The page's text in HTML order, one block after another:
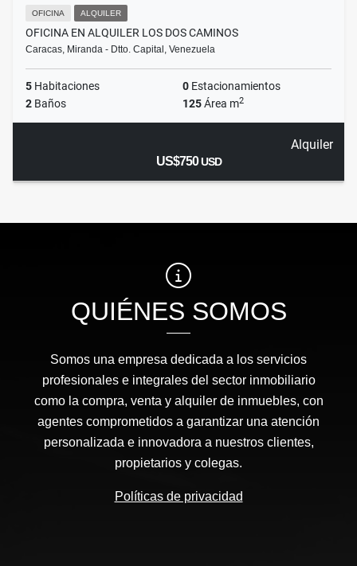
OFICINA ALQUILER
OFICINA EN ALQUILER LOS DOS CAMINOS
Caracas, Miranda - Dtto. Capital, Venezuela
5 Habitaciones 0 Estacionamientos
2 Baños 125Área m2
Alquiler
US$750USD
QUIÉNES SOMOS
Somos una empresa dedicada a los servicios
profesionales e integrales del sector inmobiliario
como la compra, venta y alquiler de inmuebles, con
agentes comprometidos a garantizar una atención
personalizada e innovadora a nuestros clientes,
propietarios y colegas.
Políticas de privacidad